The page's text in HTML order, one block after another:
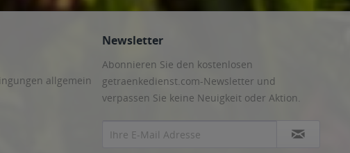
allgemein
Newsletter
Abonnieren Sie den kostenlosen
getraenkedienst.com-Newsletter und
verpassen Sie keine Neuigkeit oder Aktion.